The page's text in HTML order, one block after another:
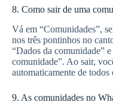
8. Como sair de uma
Vá em “Comunidades”,
nos três pontinhos no
“Dados da comunidade” e
comunidade”. Ao sair,
automaticamente de
9. As comunidades no